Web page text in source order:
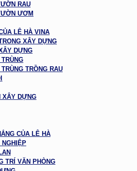
RAU
ƯƠM
LÊ HÀ VINA
XÂY DỰNG
DỰNG
TRỒNG RAU
XÂY DỰNG
CỦA LÊ HÀ
TRÍ VĂN PHÒNG